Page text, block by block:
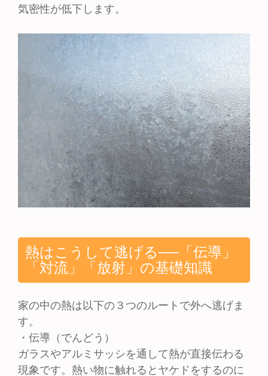
気密性が低下します。
熱はこうして逃げる──「伝導」
「対流」「放射」の基礎知識
家の中の熱は以下の３つのルートで外へ逃げま
す。
・伝導（でんどう）
ガラスやアルミサッシを通して熱が直接伝わる
現象です。熱い物に触れるとヤケドをするのに